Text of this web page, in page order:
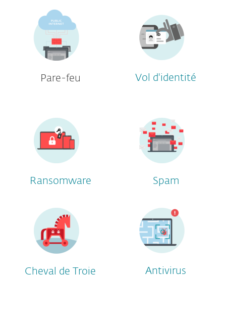
Pare-feu Vol d'identité
Ransomware Spam
Cheval de Troie Antivirus